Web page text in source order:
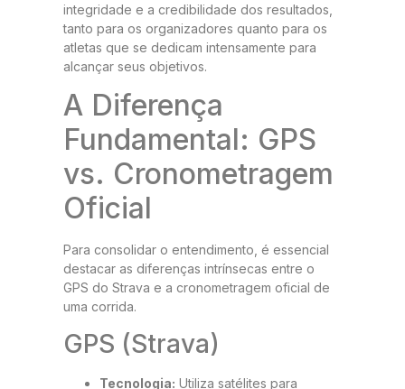
integridade e a credibilidade dos resultados,
tanto para os organizadores quanto para os
atletas que se dedicam intensamente para
alcançar seus objetivos.
A Diferença
Fundamental: GPS
vs. Cronometragem
Oficial
Para consolidar o entendimento, é essencial
destacar as diferenças intrínsecas entre o
GPS do Strava e a cronometragem oficial de
uma corrida.
GPS (Strava)
Tecnologia: Utiliza satélites para